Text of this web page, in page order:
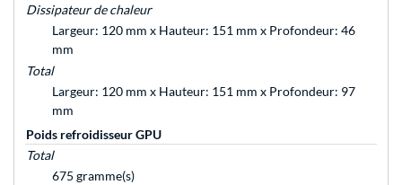
Dissipateur de chaleur
Largeur: 120 mm x Hauteur: 151 mm x Profondeur: 46
mm
Total
Largeur: 120 mm x Hauteur: 151 mm x Profondeur: 97
mm
Poids refroidisseur GPU
Total
675 gramme(s)